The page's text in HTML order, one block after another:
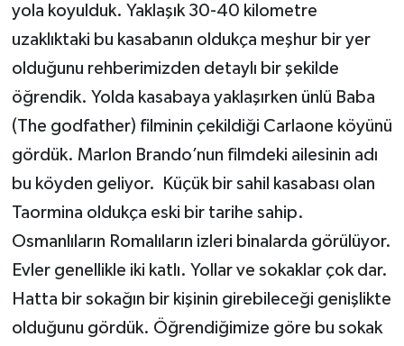
yola koyulduk. Yaklaşık 30-40 kilometre
uzaklıktaki bu kasabanın oldukça meşhur bir yer
olduğunu rehberimizden detaylı bir şekilde
öğrendik. Yolda kasabaya yaklaşırken ünlü Baba
(The godfather) filminin çekildiği Carlaone köyünü
gördük. Marlon Brando’nun filmdeki ailesinin adı
bu köyden geliyor. Küçük bir sahil kasabası olan
Taormina oldukça eski bir tarihe sahip.
Osmanlıların Romalıların izleri binalarda görülüyor.
Evler genellikle iki katlı. Yollar ve sokaklar çok dar.
Hatta bir sokağın bir kişinin girebileceği genişlikte
olduğunu gördük. Öğrendiğimize göre bu sokak